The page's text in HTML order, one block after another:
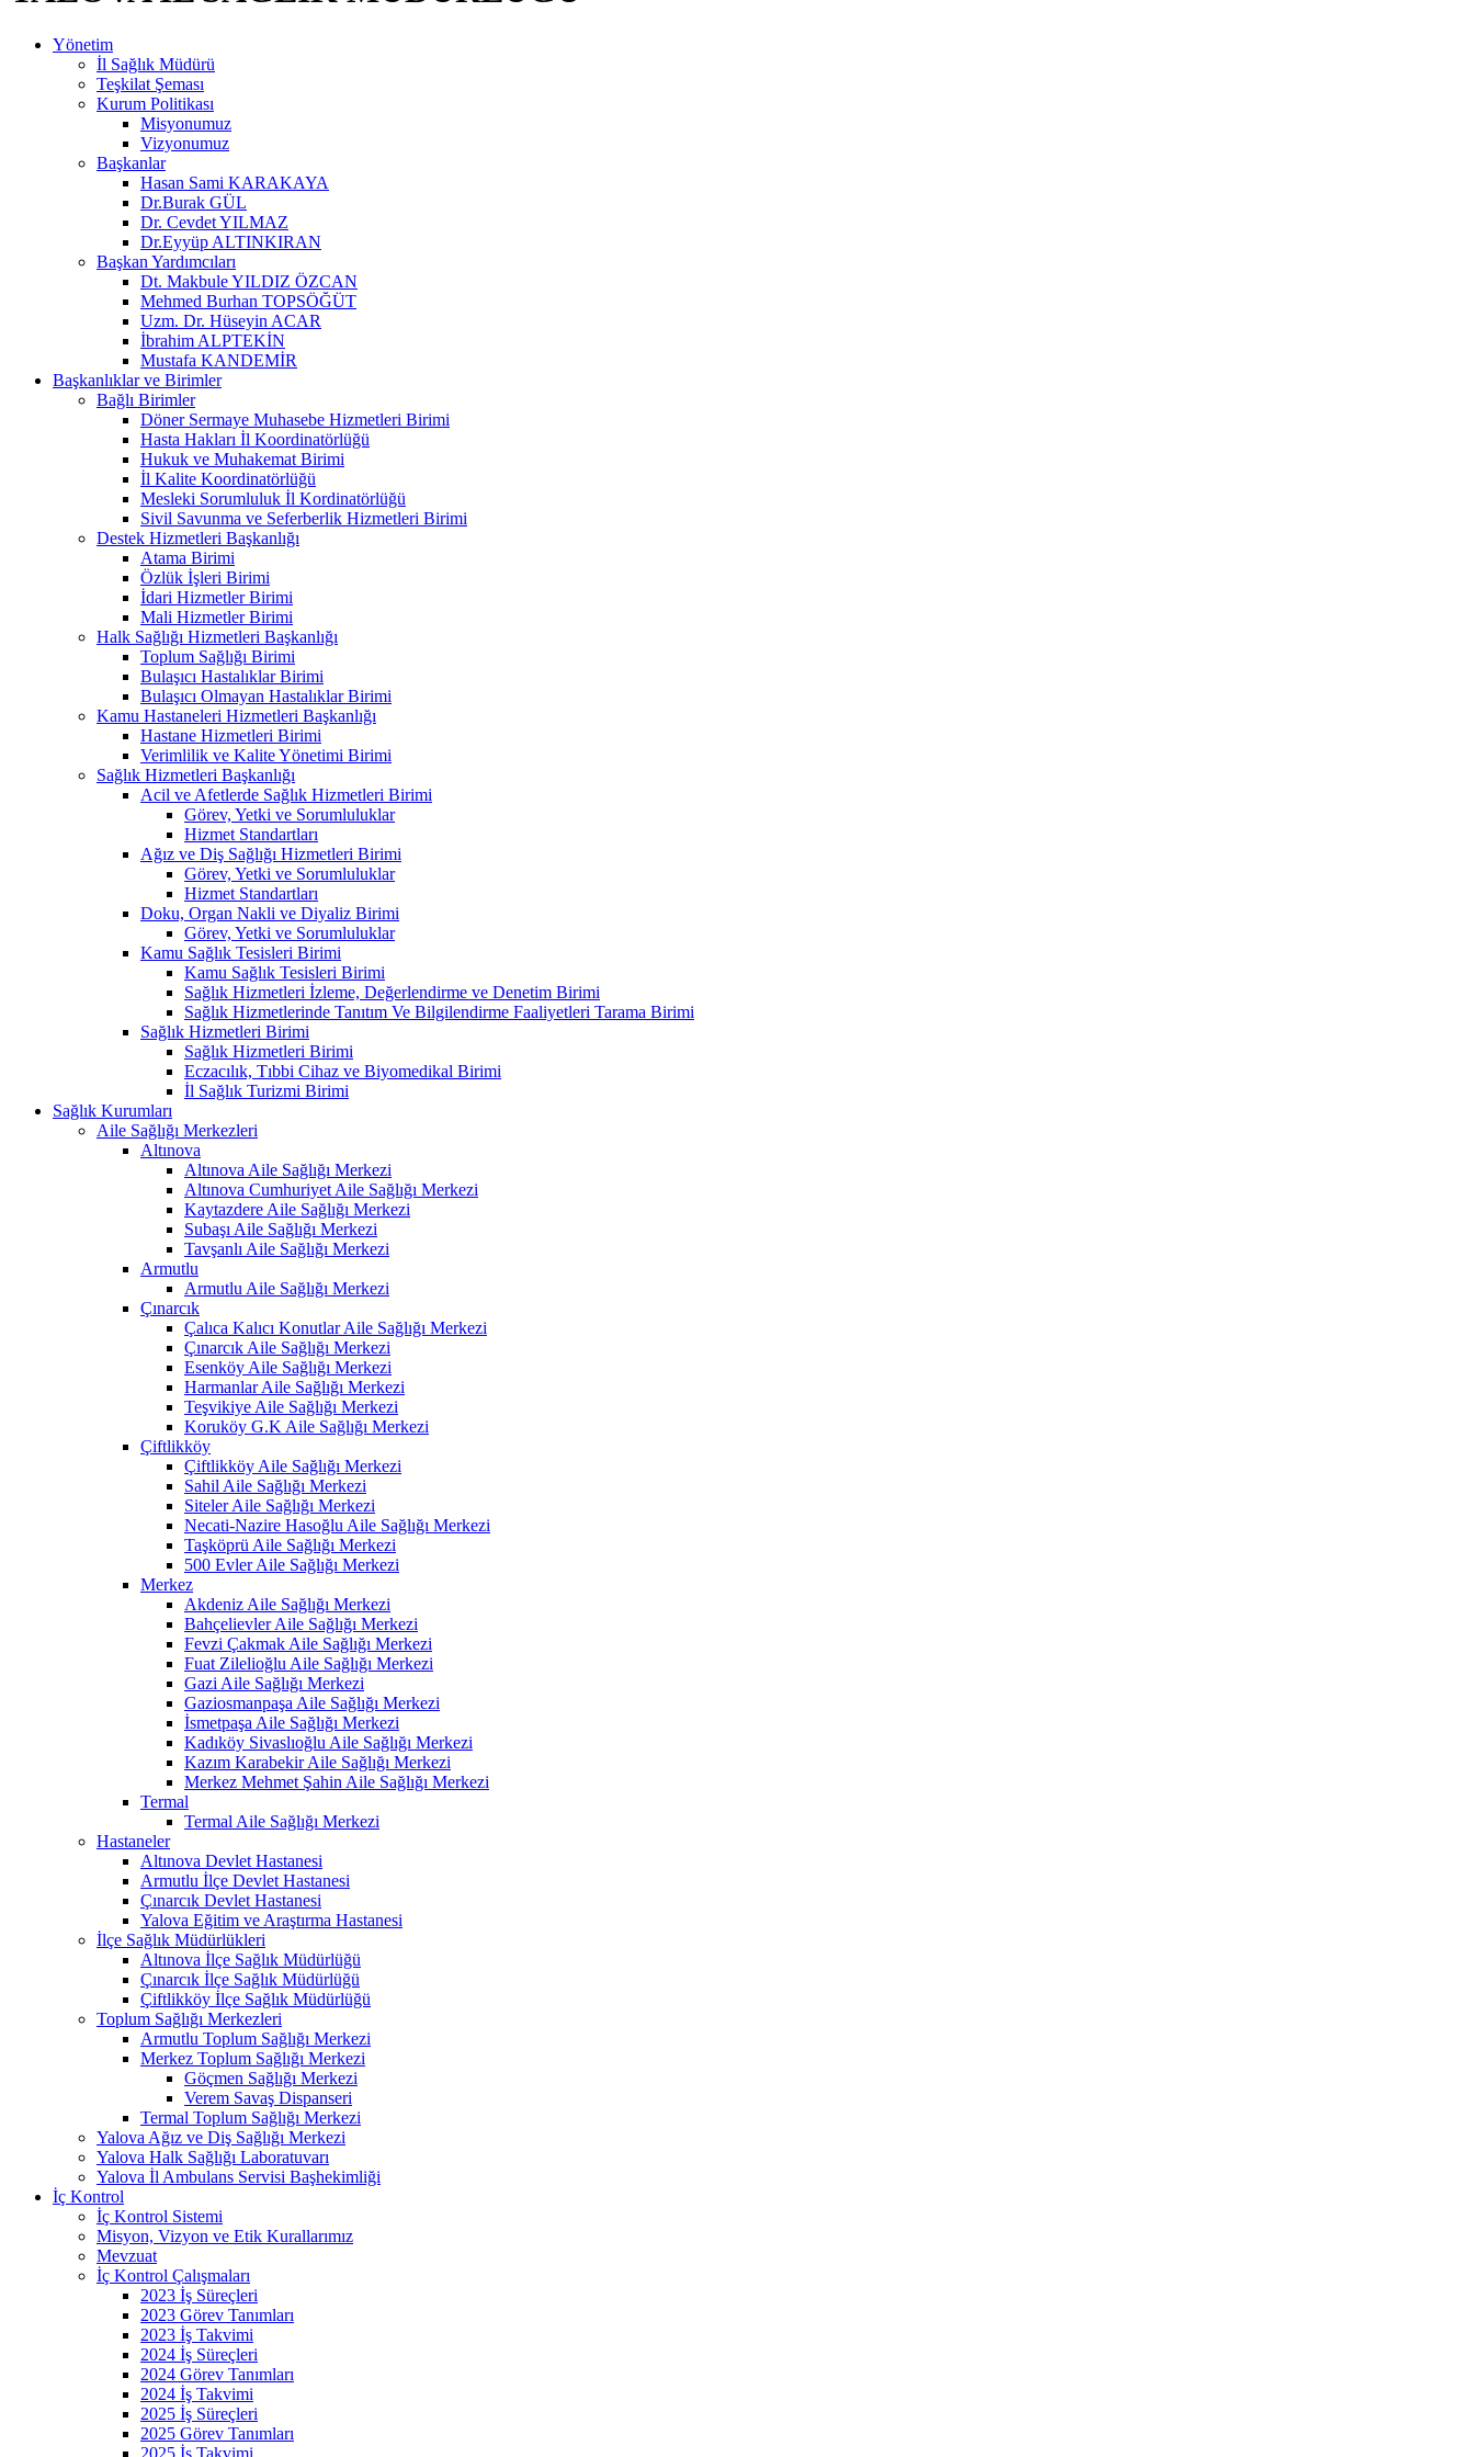
Yönetim
İl Sağlık Müdürü
Teşkilat Şeması
Kurum Politikası
Misyonumuz
Vizyonumuz
Başkanlar
Hasan Sami KARAKAYA
Dr.Burak GÜL
Dr. Cevdet YILMAZ
Dr.Eyyüp ALTINKIRAN
Başkan Yardımcıları
Dt. Makbule YILDIZ ÖZCAN
Mehmed Burhan TOPSÖĞÜT
Uzm. Dr. Hüseyin ACAR
İbrahim ALPTEKİN
Mustafa KANDEMİR
Başkanlıklar ve Birimler
Bağlı Birimler
Döner Sermaye Muhasebe Hizmetleri Birimi
Hasta Hakları İl Koordinatörlüğü
Hukuk ve Muhakemat Birimi
İl Kalite Koordinatörlüğü
Mesleki Sorumluluk İl Kordinatörlüğü
Sivil Savunma ve Seferberlik Hizmetleri Birimi
Destek Hizmetleri Başkanlığı
Atama Birimi
Özlük İşleri Birimi
İdari Hizmetler Birimi
Mali Hizmetler Birimi
Halk Sağlığı Hizmetleri Başkanlığı
Toplum Sağlığı Birimi
Bulaşıcı Hastalıklar Birimi
Bulaşıcı Olmayan Hastalıklar Birimi
Kamu Hastaneleri Hizmetleri Başkanlığı
Hastane Hizmetleri Birimi
Verimlilik ve Kalite Yönetimi Birimi
Sağlık Hizmetleri Başkanlığı
Acil ve Afetlerde Sağlık Hizmetleri Birimi
Görev, Yetki ve Sorumluluklar
Hizmet Standartları
Ağız ve Diş Sağlığı Hizmetleri Birimi
Görev, Yetki ve Sorumluluklar
Hizmet Standartları
Doku, Organ Nakli ve Diyaliz Birimi
Görev, Yetki ve Sorumluluklar
Kamu Sağlık Tesisleri Birimi
Kamu Sağlık Tesisleri Birimi
Sağlık Hizmetleri İzleme, Değerlendirme ve Denetim Birimi
Sağlık Hizmetlerinde Tanıtım Ve Bilgilendirme Faaliyetleri Tarama Birimi
Sağlık Hizmetleri Birimi
Sağlık Hizmetleri Birimi
Eczacılık, Tıbbi Cihaz ve Biyomedikal Birimi
İl Sağlık Turizmi Birimi
Sağlık Kurumları
Aile Sağlığı Merkezleri
Altınova
Altınova Aile Sağlığı Merkezi
Altınova Cumhuriyet Aile Sağlığı Merkezi
Kaytazdere Aile Sağlığı Merkezi
Subaşı Aile Sağlığı Merkezi
Tavşanlı Aile Sağlığı Merkezi
Armutlu
Armutlu Aile Sağlığı Merkezi
Çınarcık
Çalıca Kalıcı Konutlar Aile Sağlığı Merkezi
Çınarcık Aile Sağlığı Merkezi
Esenköy Aile Sağlığı Merkezi
Harmanlar Aile Sağlığı Merkezi
Teşvikiye Aile Sağlığı Merkezi
Koruköy G.K Aile Sağlığı Merkezi
Çiftlikköy
Çiftlikköy Aile Sağlığı Merkezi
Sahil Aile Sağlığı Merkezi
Siteler Aile Sağlığı Merkezi
Necati-Nazire Hasoğlu Aile Sağlığı Merkezi
Taşköprü Aile Sağlığı Merkezi
500 Evler Aile Sağlığı Merkezi
Merkez
Akdeniz Aile Sağlığı Merkezi
Bahçelievler Aile Sağlığı Merkezi
Fevzi Çakmak Aile Sağlığı Merkezi
Fuat Zilelioğlu Aile Sağlığı Merkezi
Gazi Aile Sağlığı Merkezi
Gaziosmanpaşa Aile Sağlığı Merkezi
İsmetpaşa Aile Sağlığı Merkezi
Kadıköy Sivaslıoğlu Aile Sağlığı Merkezi
Kazım Karabekir Aile Sağlığı Merkezi
Merkez Mehmet Şahin Aile Sağlığı Merkezi
Termal
Termal Aile Sağlığı Merkezi
Hastaneler
Altınova Devlet Hastanesi
Armutlu İlçe Devlet Hastanesi
Çınarcık Devlet Hastanesi
Yalova Eğitim ve Araştırma Hastanesi
İlçe Sağlık Müdürlükleri
Altınova İlçe Sağlık Müdürlüğü
Çınarcık İlçe Sağlık Müdürlüğü
Çiftlikköy İlçe Sağlık Müdürlüğü
Toplum Sağlığı Merkezleri
Armutlu Toplum Sağlığı Merkezi
Merkez Toplum Sağlığı Merkezi
Göçmen Sağlığı Merkezi
Verem Savaş Dispanseri
Termal Toplum Sağlığı Merkezi
Yalova Ağız ve Diş Sağlığı Merkezi
Yalova Halk Sağlığı Laboratuvarı
Yalova İl Ambulans Servisi Başhekimliği
İç Kontrol
İç Kontrol Sistemi
Misyon, Vizyon ve Etik Kurallarımız
Mevzuat
İç Kontrol Çalışmaları
2023 İş Süreçleri
2023 Görev Tanımları
2023 İş Takvimi
2024 İş Süreçleri
2024 Görev Tanımları
2024 İş Takvimi
2025 İş Süreçleri
2025 Görev Tanımları
2025 İş Takvimi